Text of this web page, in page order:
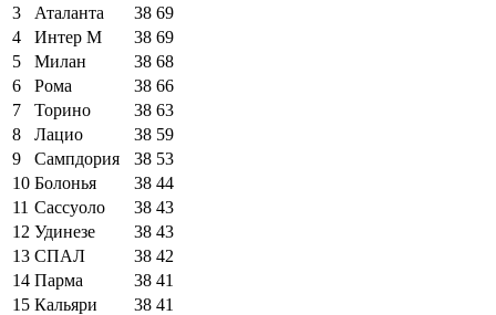
3
Аталанта 38 69
4
Интер М 38 69
5
Милан 38 68
6
Рома 38 66
7
Торино 38 63
8
Лацио 38 59
9
Сампдория 38 53
10 Болонья 38 44
11 Сассуоло 38 43
12 Удинезе 38 43
13 СПАЛ 38 42
14 Парма 38 41
15 Кальяри 38 41